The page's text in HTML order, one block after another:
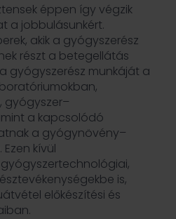
éppen így végzik
a jobbulásunkért.
akik a gyógyszerész
részt a betegellátás
gyógyszerész munkáját a
gyógyszer–
a kapcsolódó
a gyógynövény–
kívül
is,
előkészítési és